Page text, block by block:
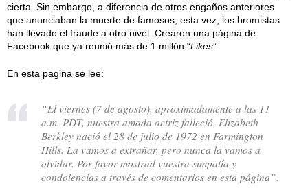
cierta. Sin embargo, a diferencia de otros engaños anteriores
que anunciaban la muerte de famosos, esta vez, los bromistas
han llevado el fraude a otro nivel. Crearon una página de
Facebook que ya reunió más de 1 millón “Likes”.
En esta pagina se lee:
“El viernes (7 de agosto), aproximadamente a las 11
a.m. PDT, nuestra amada actriz falleció. Elizabeth
Berkley nació el 28 de julio de 1972 en Farmington
Hills. La vamos a extrañar, pero nunca la vamos a
olvidar. Por favor mostrad vuestra simpatía y
condolencias a través de comentarios en esta página”.